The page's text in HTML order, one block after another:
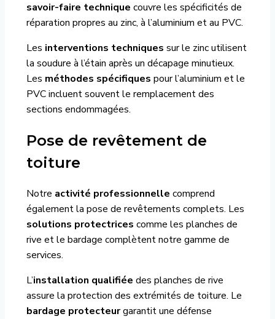
savoir-faire technique couvre les spécificités de
réparation propres au zinc, à l’aluminium et au PVC.
Les interventions techniques sur le zinc utilisent
la soudure à l’étain après un décapage minutieux.
Les méthodes spécifiques pour l’aluminium et le
PVC incluent souvent le remplacement des
sections endommagées.
Pose de revêtement de
toiture
Notre activité professionnelle comprend
également la pose de revêtements complets. Les
solutions protectrices comme les planches de
rive et le bardage complètent notre gamme de
services.
L’installation qualifiée des planches de rive
assure la protection des extrémités de toiture. Le
bardage protecteurgarantit une défense